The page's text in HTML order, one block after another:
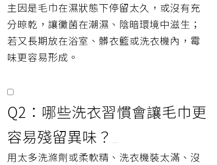
主因是毛巾在濕狀態下停留太久，或沒有充
分晾乾，讓黴菌在潮濕、陰暗環境中滋生；
若又長期放在浴室、髒衣籃或洗衣機內，霉
味更容易形成。
Q2：哪些洗衣習慣會讓毛巾更
容易殘留異味？
用太多洗滌劑或柔軟精、洗衣機裝太滿、沒